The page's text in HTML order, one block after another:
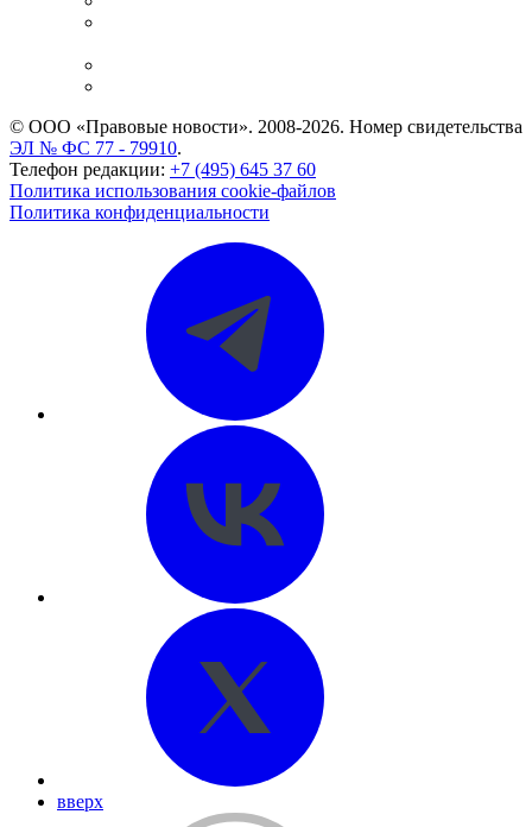
© ООО «Правовые новости». 2008-2026. Номер свидетельства
ЭЛ № ФС 77 - 79910.
Телефон редакции: +7 (495) 645 37 60
Политика использования cookie-файлов
Политика конфиденциальности
вверх